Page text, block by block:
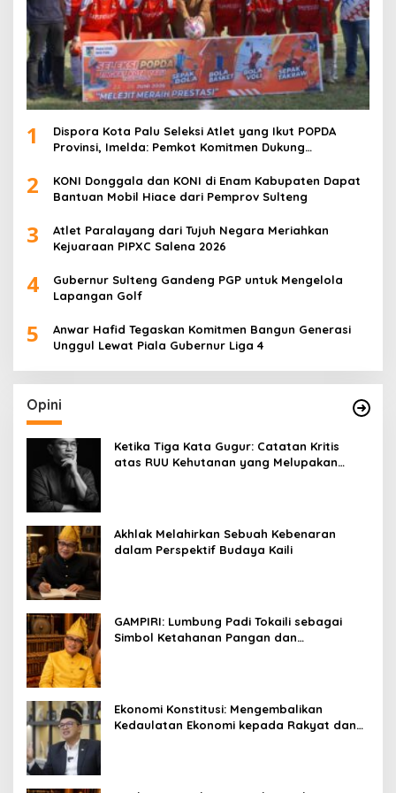
1
Dispora Kota Palu Seleksi Atlet yang Ikut POPDA
Provinsi, Imelda: Pemkot Komitmen Dukung
2
KONI Donggala dan KONI di Enam Kabupaten Dapat
Bantuan Mobil Hiace dari Pemprov Sulteng
3
Atlet Paralayang dari Tujuh Negara Meriahkan
Kejuaraan PIPXC Salena 2026
4
Gubernur Sulteng Gandeng PGP untuk Mengelola
Lapangan Golf
5
Anwar Hafid Tegaskan Komitmen Bangun Generasi
Unggul Lewat Piala Gubernur Liga 4
Opini
Ketika Tiga Kata Gugur: Catatan Kritis
atas RUU Kehutanan yang Melupakan
Akhlak Melahirkan Sebuah Kebenaran
dalam Perspektif Budaya Kaili
GAMPIRI: Lumbung Padi Tokaili sebagai
Simbol Ketahanan Pangan dan
Ekonomi Konstitusi: Mengembalikan
Kedaulatan Ekonomi kepada Rakyat dan